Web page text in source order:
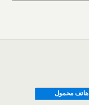
هاتف محمول